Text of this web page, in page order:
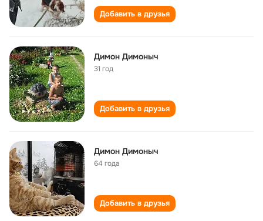
Добавить в друзья
Димон Димоныч
31 год
Добавить в друзья
Димон Димоныч
64 года
Добавить в друзья